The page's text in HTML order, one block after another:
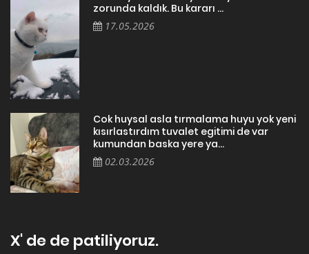
zorunda kaldık. Bu kararı ...
17.05.2026
Cok huysal asla tırmalama huyu yok yeni
kısırlastırdım tuvalet egitimi de var
kumundan baska yere ya...
02.03.2026
X' de de patiliyoruz.